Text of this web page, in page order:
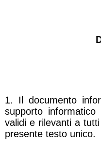
1. Il documento
supporto
validi e rilevanti a
presente testo unico.